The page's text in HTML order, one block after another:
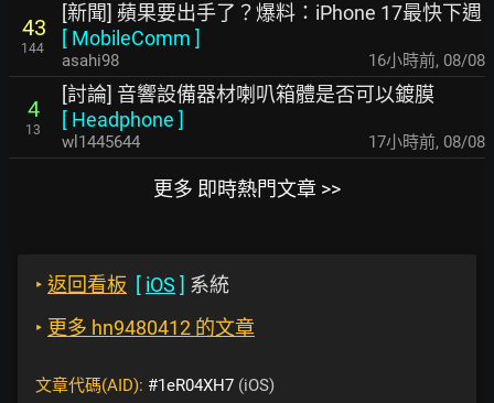
43
144
[新聞] 蘋果要出手了？爆料：iPhone 17最快下週
[ MobileComm ]
asahi98 16小時前, 08/08
4
13
[討論] 音響設備器材喇叭箱體是否可以鍍膜
[ Headphone ]
wl1445644 17小時前, 08/08
更多 即時熱門文章 >>
‣ 返回看板 [ iOS ] 系統
‣ 更多 hn9480412 的文章
文章代碼(AID): #1eR04XH7 (iOS)